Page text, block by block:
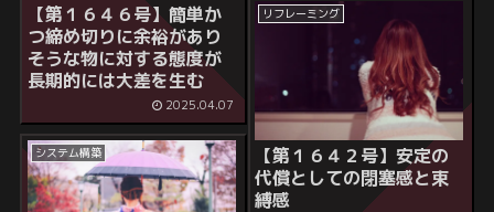
【第１６４６号】簡単か
つ締め切りに余裕があり
そうな物に対する態度が
長期的には大差を生む
2025.04.07
リフレーミング
【第１６４２号】安定の
代償としての閉塞感と束
縛感
システム構築